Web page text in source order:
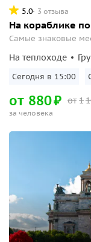
5.0 3 отзыва
На кораблике
Самые знаковые
На теплоходе
Сегодня в 15:00
от 1
от 880₽
за человека